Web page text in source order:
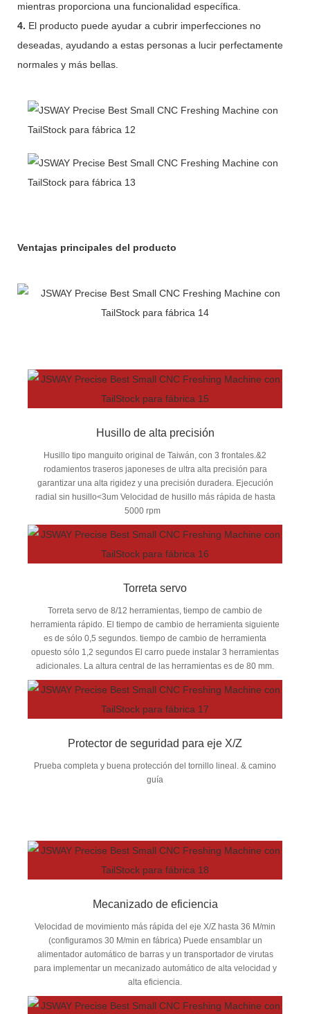
mientras proporciona una funcionalidad específica.
4. El producto puede ayudar a cubrir imperfecciones no
deseadas, ayudando a estas personas a lucir perfectamente
normales y más bellas.
Ventajas principales del producto
Husillo de alta precisión
Husillo tipo manguito original de Taiwán, con 3 frontales.&2
rodamientos traseros japoneses de ultra alta precisión para
garantizar una alta rigidez y una precisión duradera. Ejecución
radial sin husillo<3um Velocidad de husillo más rápida de hasta
5000 rpm
Torreta servo
Torreta servo de 8/12 herramientas, tiempo de cambio de
herramienta rápido. El tiempo de cambio de herramienta siguiente
es de sólo 0,5 segundos. tiempo de cambio de herramienta
opuesto sólo 1,2 segundos El carro puede instalar 3 herramientas
adicionales. La altura central de las herramientas es de 80 mm.
Protector de seguridad para eje X/Z
Prueba completa y buena protección del tornillo lineal. & camino
guía
Mecanizado de eficiencia
Velocidad de movimiento más rápida del eje X/Z hasta 36 M/min
(configuramos 30 M/min en fábrica) Puede ensamblar un
alimentador automático de barras y un transportador de virutas
para implementar un mecanizado automático de alta velocidad y
alta eficiencia.